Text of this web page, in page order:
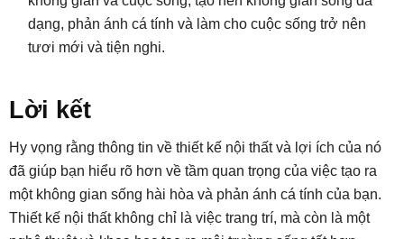
dạng, phản ánh cá tính và làm cho cuộc sống trở nên
tươi mới và tiện nghi.
Lời kết
Hy vọng rằng thông tin về thiết kế nội thất và lợi ích của nó
đã giúp bạn hiểu rõ hơn về tầm quan trọng của việc tạo ra
một không gian sống hài hòa và phản ánh cá tính của bạn.
Thiết kế nội thất không chỉ là việc trang trí, mà còn là một